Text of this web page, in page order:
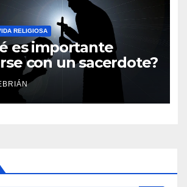
RELIGIOSA
es importante
con un sacerdote?